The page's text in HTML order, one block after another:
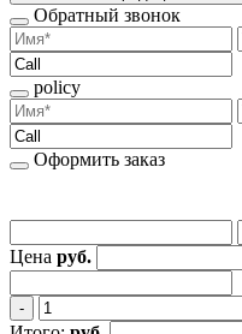
Обратный звонок
policy
Оформить заказ
Цена руб.
‐